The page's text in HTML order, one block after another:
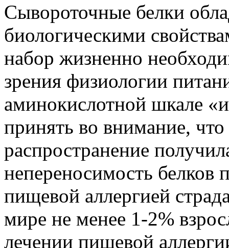
Сывороточные белки
биологическими
набор жизненно
зрения физиологии
аминокислотной шкале
принять во внимание,
распространение
непереносимость
пищевой аллергией
мире не менее 1-2%
лечении пищевой